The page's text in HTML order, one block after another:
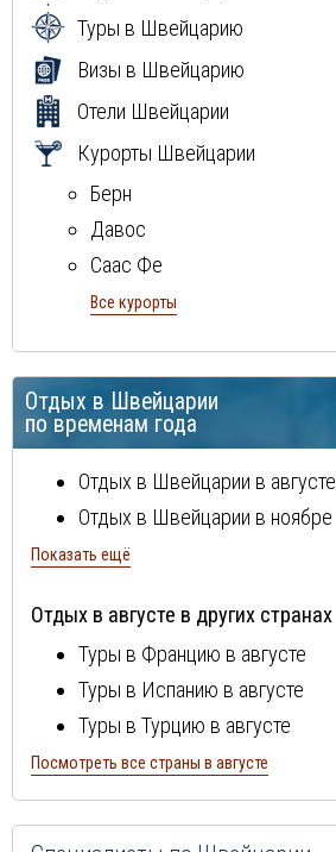
Туры в Швейцарию
Визы в Швейцарию
Отели Швейцарии
Курорты Швейцарии
Берн
Давос
Саас Фе
Санкт-Мориц
Цюрих
Энгельберг
Все курорты
Отдых в Швейцарии
по временам года
Отдых в Швейцарии в августе
Отдых в Швейцарии в ноябре
Показать ещё
Отдых в августе в других странах
Туры в Францию в августе
Туры в Испанию в августе
Туры в Турцию в августе
Туры в Болгарию в августе
Туры в Португалию в августе
Туры в Италию в августе
Посмотреть все страны в августе